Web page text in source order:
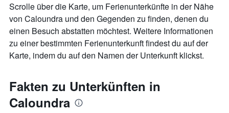
Scrolle über die Karte, um Ferienunterkünfte in der Nähe
von Caloundra und den Gegenden zu finden, denen du
einen Besuch abstatten möchtest. Weitere Informationen
zu einer bestimmten Ferienunterkunft findest du auf der
Karte, indem du auf den Namen der Unterkunft klickst.
Fakten zu Unterkünften in
Caloundra